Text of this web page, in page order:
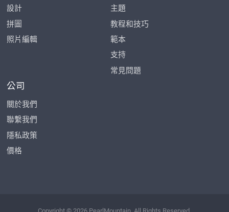
設計
拼圖
照片編輯
主題
教程和技巧
範本
支持
常見問題
公司
關於我們
聯繫我們
隱私政策
價格